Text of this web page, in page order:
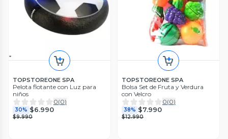
TOPSTOREONE SPA
Pelota flotante con Luz para
niños
0(0)
30% $6.990
$9.990
TOPSTOREONE SPA
Bolsa Set de Fruta y Verdura
con Velcro
0(0)
38% $7.990
$12.990